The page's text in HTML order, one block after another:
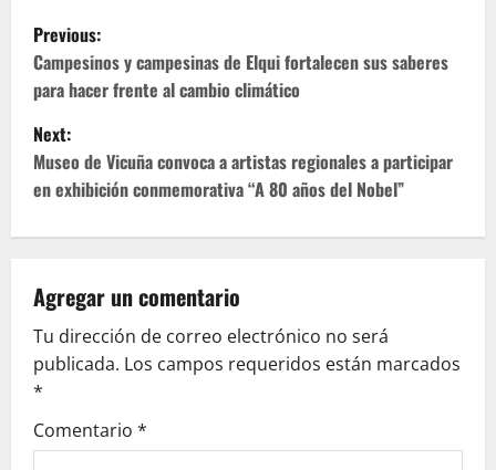
P
o
s
t
n
v
i
g
a
Previous:
Campesinos y campesinas de Elqui fortalecen sus saberes
para hacer frente al cambio climático
Next:
Museo de Vicuña convoca a artistas regionales a participar
en exhibición conmemorativa “A 80 años del Nobel”
Agregar un comentario
Tu dirección de correo electrónico no será
publicada. Los campos requeridos están marcados
*
Comentario *